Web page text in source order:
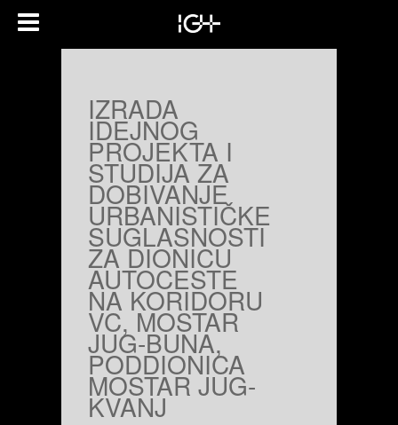
IZRADA
IDEJNOG
PROJEKTA I
STUDIJA ZA
DOBIVANJE
URBANISTIČKE
SUGLASNOSTI
ZA DIONICU
AUTOCESTE
NA KORIDORU
VC, MOSTAR
JUG-BUNA,
PODDIONICA
MOSTAR JUG-
KVANJ